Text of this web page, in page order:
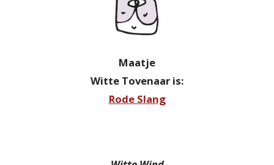
Maatje
Witte Tovenaar is:
Rode Slang